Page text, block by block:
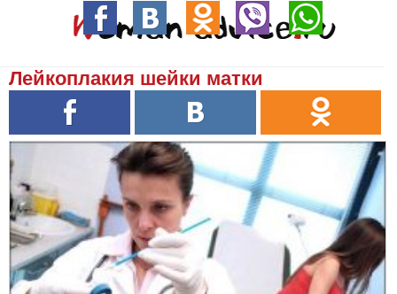
Лейкоплакия шейки матки